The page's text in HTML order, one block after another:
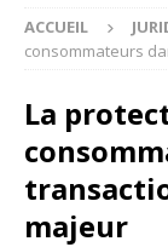
ACCUEIL
consommateurs
La
majeur